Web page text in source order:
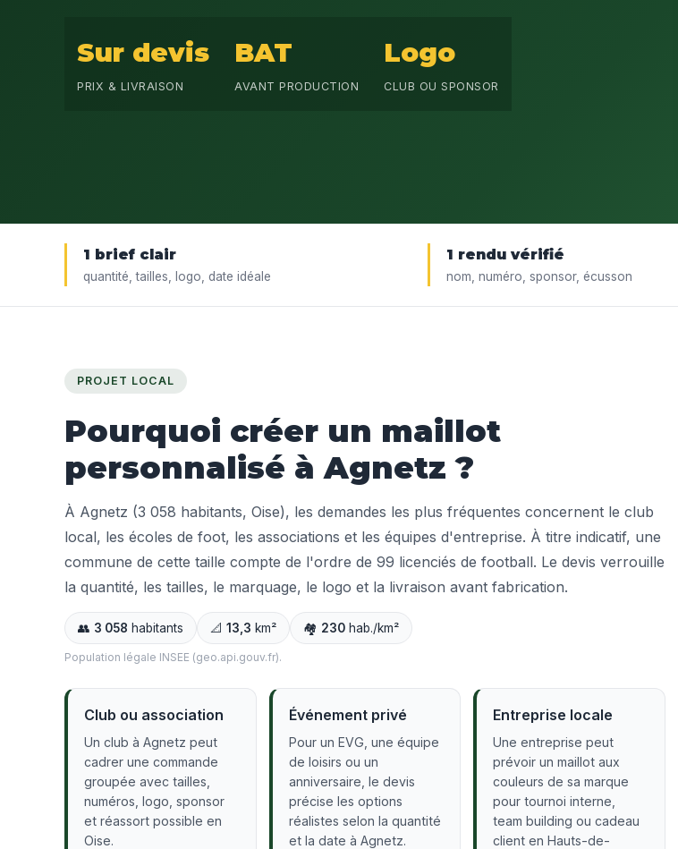
Sur devis
PRIX & LIVRAISON
BAT
AVANT PRODUCTION
Logo
CLUB OU SPONSOR
1 brief clair
quantité, tailles, logo, date idéale
1 rendu vérifié
nom, numéro, sponsor, écusson
PROJET LOCAL
Pourquoi créer un maillot
personnalisé à Agnetz ?
À Agnetz (3 058 habitants, Oise), les demandes les plus fréquentes concernent le club
local, les écoles de foot, les associations et les équipes d'entreprise. À titre indicatif, une
commune de cette taille compte de l'ordre de 99 licenciés de football. Le devis verrouille
la quantité, les tailles, le marquage, le logo et la livraison avant fabrication.
👥 3 058 habitants 📐 13,3 km² 🏘️ 230 hab./km²
Population légale INSEE (geo.api.gouv.fr).
Club ou association
Un club à Agnetz peut
cadrer une commande
groupée avec tailles,
numéros, logo, sponsor
et réassort possible en
Oise.
Événement privé
Pour un EVG, une équipe
de loisirs ou un
anniversaire, le devis
précise les options
réalistes selon la quantité
et la date à Agnetz.
Entreprise locale
Une entreprise peut
prévoir un maillot aux
couleurs de sa marque
pour tournoi interne,
team building ou cadeau
client en Hauts-de-